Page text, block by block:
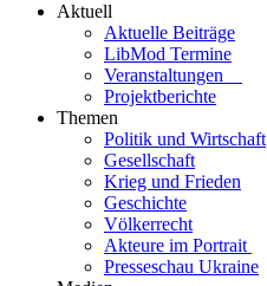
Aktuell
Aktu­elle Beiträge
LibMod Termine
Ver­an­stal­tun­gen
Pro­jekt­be­richte
Themen
Politik und Wirtschaft
Gesell­schaft
Krieg und Frieden
Geschichte
Völ­ker­recht
Akteure im Portrait
Pres­se­schau Ukraine